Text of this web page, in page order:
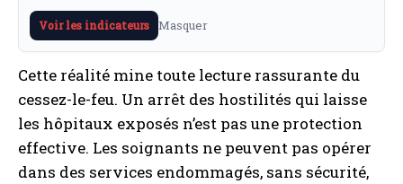
Voir les indicateurs Masquer
Cette réalité mine toute lecture rassurante du
cessez-le-feu. Un arrêt des hostilités qui laisse
les hôpitaux exposés n’est pas une protection
effective. Les soignants ne peuvent pas opérer
dans des services endommagés, sans sécurité,